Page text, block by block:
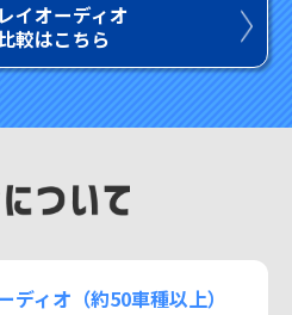
イオーディオ
較はこちら
ディオ（約50車種以上）